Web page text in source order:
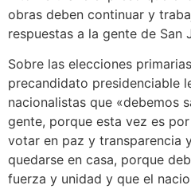
obras deben continuar y
respuestas a la gente de San
Sobre las elecciones
precandidato presidenciable
nacionalistas que «debemos
gente, porque esta vez es
votar en paz y transparencia
quedarse en casa, porque
fuerza y unidad y que el